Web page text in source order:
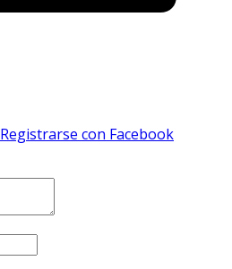
Registrarse con Facebook